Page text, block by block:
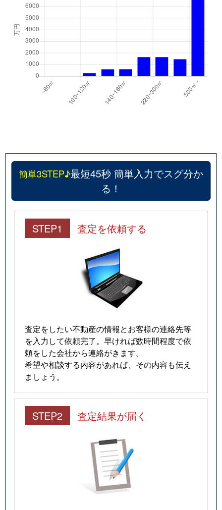
簡単3STEP♪最短45秒 簡単入力でスグ分か
る！
STEP1 査定を依頼する
査定をしたい不動産の情報とお客様の連絡先等
を入力して依頼完了。早ければ数時間程度で依
頼をした会社から連絡がきます。
希望や相談する内容があれば、その内容も伝え
ましょう。
STEP2 査定結果が届く